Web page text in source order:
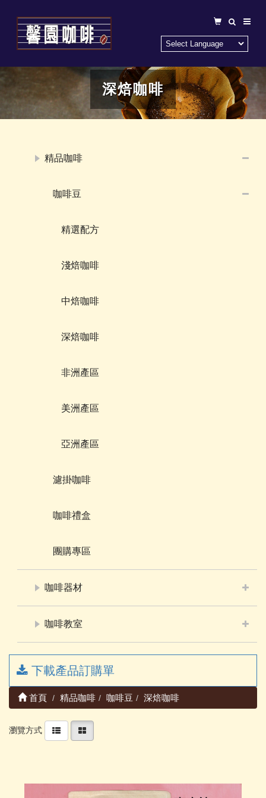
深焙咖啡
精品咖啡
咖啡豆
精選配方
淺焙咖啡
中焙咖啡
深焙咖啡
非洲產區
美洲產區
亞洲產區
濾掛咖啡
咖啡禮盒
團購專區
咖啡器材
咖啡教室
下載產品訂購單
首頁 精品咖啡 咖啡豆 深焙咖啡
瀏覽方式